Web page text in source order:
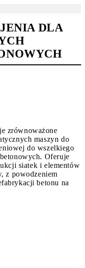
DLA
zrównoważone
maszyn do
do wszelkiego
Oferuje
siatek i elementów
z powodzeniem
betonu na